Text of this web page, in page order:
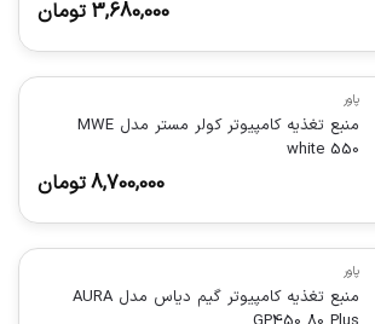
3,680,000 تومان
پاور
منبع تغذیه کامپیوتر کولر مستر مدل MWE
white 550
8,700,000تومان
پاور
منبع تغذیه کامپیوتر گیم دیاس مدل AURA